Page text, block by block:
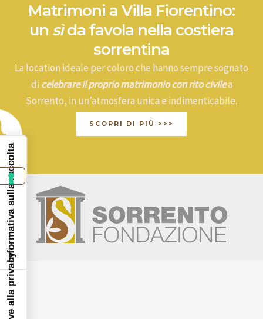
Matrimoni a Villa Fiorentino:
un sìda favola nella costiera
sorrentina
La location ideale per coloro che hanno sempre sognato
di celebrare il proprio matrimonio con rito civilea
Sorrento, in un’atmosfera unica e indimenticabile.
SCOPRI DI PIÙ >>>
Informativa sulla raccolta